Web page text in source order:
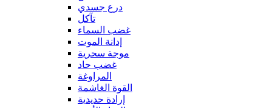
درع جسدي
تآكل
غضب السماء
إدانة الموت
موجة سحرية
غضب حاد
المراوغة
القوة الغاشمة
إرادة حديدية